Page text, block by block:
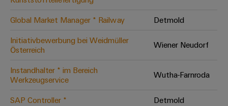
und
bestückte
Kundenspezifische
Kabelkonfektionierung
Global Market Manager * Railway
Detmold
Initiativbewerbung bei Weidmüller
Österreich
Wiener Neudorf
Instandhalter * im Bereich
Werkzeugservice
Wutha-Farnroda
SAP Controller *
Detmold